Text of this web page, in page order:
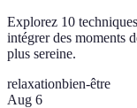
Explorez 10
intégrer des moments
plus sereine.
relaxationbien-être
Aug 6